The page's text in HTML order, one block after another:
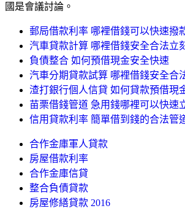
國是會議討論。
郵局借款利率 哪裡借錢可以快速撥
汽車貸款計算 哪裡借錢安全合法立
負債整合 如何預借現金安全快速
汽車分期貸款試算 哪裡借錢安全合
渣打銀行個人信貸 如何貸款預借現
苗栗借錢管道 急用錢哪裡可以快速
信用貸款利率 簡單借到錢的合法管
合作金庫軍人貸款
房屋借款利率
合作金庫信貸
整合負債貸款
房屋修繕貸款 2016